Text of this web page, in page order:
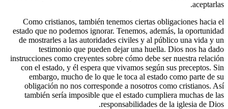
Como cristianos, también tenemos
estado que no podemos ignorar.
de mostrarles a las autoridades civiles y
testimonio que pueden dejar una
instrucciones como creyentes sobre cómo
con el estado, y él espera que vivamos
embargo, mucho de lo que le toca al
obligación no nos corresponde a
también sería imposible que el estado